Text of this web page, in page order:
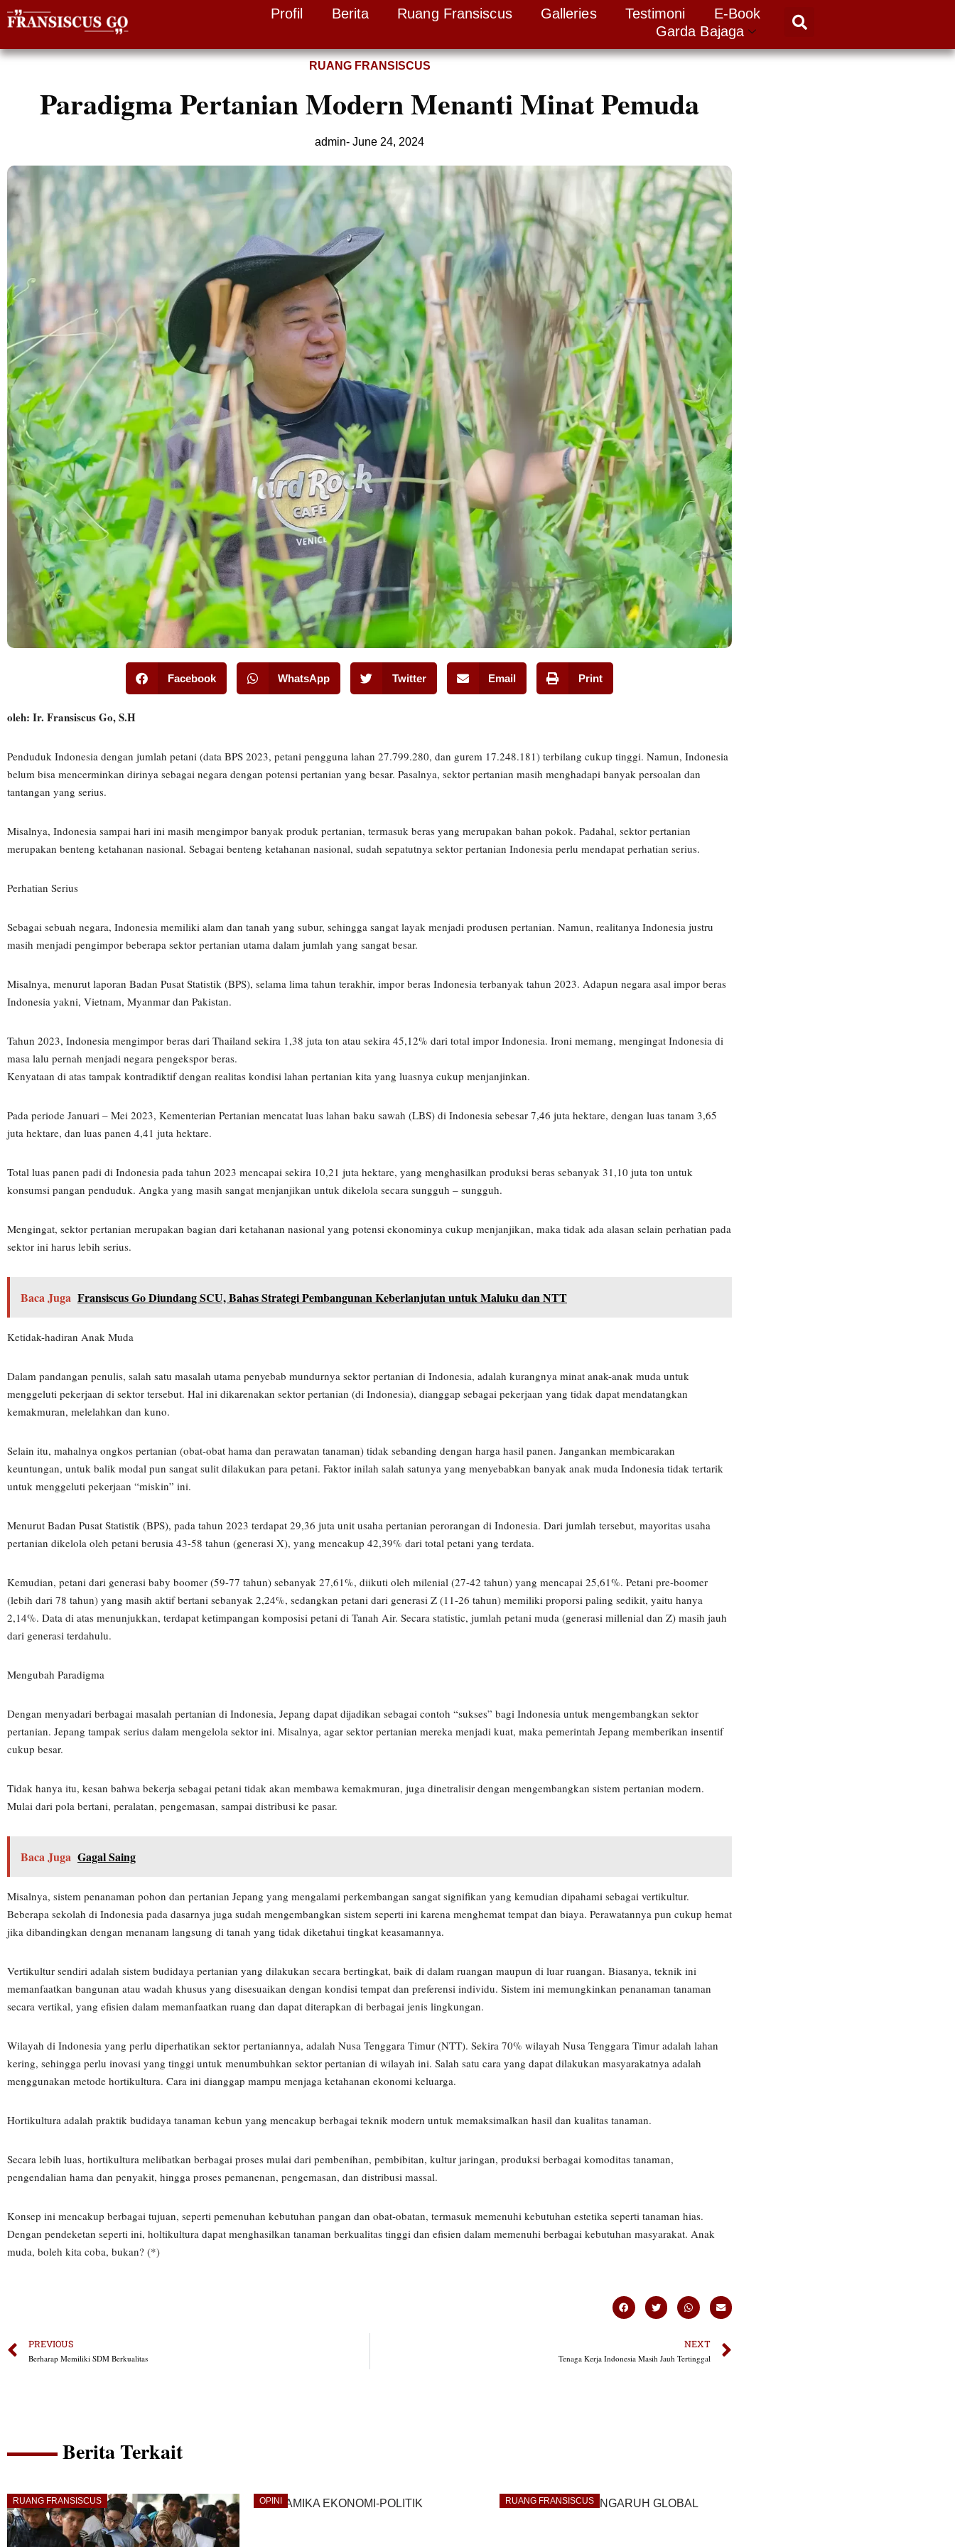
to
Profil Berita Ruang Fransiscus Galleries Testimoni
E-Book
Garda Bajaga
RUANG FRANSISCUS
Paradigma Pertanian Modern Menanti Minat Pemuda
admin- June 24, 2024
Facebook WhatsApp Twitter Email Print
oleh: Ir. Fransiscus Go, S.H
Penduduk Indonesia dengan jumlah petani (data BPS 2023, petani pengguna lahan 27.799.280, dan gurem 17.248.181) terbilang cukup tinggi. Namun, Indonesia
belum bisa mencerminkan dirinya sebagai negara dengan potensi pertanian yang besar. Pasalnya, sektor pertanian masih menghadapi banyak persoalan dan
tantangan yang serius.
Misalnya, Indonesia sampai hari ini masih mengimpor banyak produk pertanian, termasuk beras yang merupakan bahan pokok. Padahal, sektor pertanian
merupakan benteng ketahanan nasional. Sebagai benteng ketahanan nasional, sudah sepatutnya sektor pertanian Indonesia perlu mendapat perhatian serius.
Perhatian Serius
Sebagai sebuah negara, Indonesia memiliki alam dan tanah yang subur, sehingga sangat layak menjadi produsen pertanian. Namun, realitanya Indonesia justru
masih menjadi pengimpor beberapa sektor pertanian utama dalam jumlah yang sangat besar.
Misalnya, menurut laporan Badan Pusat Statistik (BPS), selama lima tahun terakhir, impor beras Indonesia terbanyak tahun 2023. Adapun negara asal impor beras
Indonesia yakni, Vietnam, Myanmar dan Pakistan.
Tahun 2023, Indonesia mengimpor beras dari Thailand sekira 1,38 juta ton atau sekira 45,12% dari total impor Indonesia. Ironi memang, mengingat Indonesia di
masa lalu pernah menjadi negara pengekspor beras.
Kenyataan di atas tampak kontradiktif dengan realitas kondisi lahan pertanian kita yang luasnya cukup menjanjinkan.
Pada periode Januari – Mei 2023, Kementerian Pertanian mencatat luas lahan baku sawah (LBS) di Indonesia sebesar 7,46 juta hektare, dengan luas tanam 3,65
juta hektare, dan luas panen 4,41 juta hektare.
Total luas panen padi di Indonesia pada tahun 2023 mencapai sekira 10,21 juta hektare, yang menghasilkan produksi beras sebanyak 31,10 juta ton untuk
konsumsi pangan penduduk. Angka yang masih sangat menjanjikan untuk dikelola secara sungguh – sungguh.
Mengingat, sektor pertanian merupakan bagian dari ketahanan nasional yang potensi ekonominya cukup menjanjikan, maka tidak ada alasan selain perhatian pada
sektor ini harus lebih serius.
Baca Juga Fransiscus Go Diundang SCU, Bahas Strategi Pembangunan Keberlanjutan untuk Maluku dan NTT
Ketidak-hadiran Anak Muda
Dalam pandangan penulis, salah satu masalah utama penyebab mundurnya sektor pertanian di Indonesia, adalah kurangnya minat anak-anak muda untuk
menggeluti pekerjaan di sektor tersebut. Hal ini dikarenakan sektor pertanian (di Indonesia), dianggap sebagai pekerjaan yang tidak dapat mendatangkan
kemakmuran, melelahkan dan kuno.
Selain itu, mahalnya ongkos pertanian (obat-obat hama dan perawatan tanaman) tidak sebanding dengan harga hasil panen. Jangankan membicarakan
keuntungan, untuk balik modal pun sangat sulit dilakukan para petani. Faktor inilah salah satunya yang menyebabkan banyak anak muda Indonesia tidak tertarik
untuk menggeluti pekerjaan “miskin” ini.
Menurut Badan Pusat Statistik (BPS), pada tahun 2023 terdapat 29,36 juta unit usaha pertanian perorangan di Indonesia. Dari jumlah tersebut, mayoritas usaha
pertanian dikelola oleh petani berusia 43-58 tahun (generasi X), yang mencakup 42,39% dari total petani yang terdata.
Kemudian, petani dari generasi baby boomer (59-77 tahun) sebanyak 27,61%, diikuti oleh milenial (27-42 tahun) yang mencapai 25,61%. Petani pre-boomer
(lebih dari 78 tahun) yang masih aktif bertani sebanyak 2,24%, sedangkan petani dari generasi Z (11-26 tahun) memiliki proporsi paling sedikit, yaitu hanya
2,14%. Data di atas menunjukkan, terdapat ketimpangan komposisi petani di Tanah Air. Secara statistic, jumlah petani muda (generasi millenial dan Z) masih jauh
dari generasi terdahulu.
Mengubah Paradigma
Dengan menyadari berbagai masalah pertanian di Indonesia, Jepang dapat dijadikan sebagai contoh “sukses” bagi Indonesia untuk mengembangkan sektor
pertanian. Jepang tampak serius dalam mengelola sektor ini. Misalnya, agar sektor pertanian mereka menjadi kuat, maka pemerintah Jepang memberikan insentif
cukup besar.
Tidak hanya itu, kesan bahwa bekerja sebagai petani tidak akan membawa kemakmuran, juga dinetralisir dengan mengembangkan sistem pertanian modern.
Mulai dari pola bertani, peralatan, pengemasan, sampai distribusi ke pasar.
Baca Juga Gagal Saing
Misalnya, sistem penanaman pohon dan pertanian Jepang yang mengalami perkembangan sangat signifikan yang kemudian dipahami sebagai vertikultur.
Beberapa sekolah di Indonesia pada dasarnya juga sudah mengembangkan sistem seperti ini karena menghemat tempat dan biaya. Perawatannya pun cukup hemat
jika dibandingkan dengan menanam langsung di tanah yang tidak diketahui tingkat keasamannya.
Vertikultur sendiri adalah sistem budidaya pertanian yang dilakukan secara bertingkat, baik di dalam ruangan maupun di luar ruangan. Biasanya, teknik ini
memanfaatkan bangunan atau wadah khusus yang disesuaikan dengan kondisi tempat dan preferensi individu. Sistem ini memungkinkan penanaman tanaman
secara vertikal, yang efisien dalam memanfaatkan ruang dan dapat diterapkan di berbagai jenis lingkungan.
Wilayah di Indonesia yang perlu diperhatikan sektor pertaniannya, adalah Nusa Tenggara Timur (NTT). Sekira 70% wilayah Nusa Tenggara Timur adalah lahan
kering, sehingga perlu inovasi yang tinggi untuk menumbuhkan sektor pertanian di wilayah ini. Salah satu cara yang dapat dilakukan masyarakatnya adalah
menggunakan metode hortikultura. Cara ini dianggap mampu menjaga ketahanan ekonomi keluarga.
Hortikultura adalah praktik budidaya tanaman kebun yang mencakup berbagai teknik modern untuk memaksimalkan hasil dan kualitas tanaman.
Secara lebih luas, hortikultura melibatkan berbagai proses mulai dari pembenihan, pembibitan, kultur jaringan, produksi berbagai komoditas tanaman,
pengendalian hama dan penyakit, hingga proses pemanenan, pengemasan, dan distribusi massal.
Konsep ini mencakup berbagai tujuan, seperti pemenuhan kebutuhan pangan dan obat-obatan, termasuk memenuhi kebutuhan estetika seperti tanaman hias.
Dengan pendeketan seperti ini, holtikultura dapat menghasilkan tanaman berkualitas tinggi dan efisien dalam memenuhi berbagai kebutuhan masyarakat. Anak
muda, boleh kita coba, bukan? (*)
PREVIOUS
Berharap Memiliki SDM Berkualitas
NEXT
Tenaga Kerja Indonesia Masih Jauh Tertinggal
Berita Terkait
RUANG FRANSISCUS OPINI RUANG FRANSISCUS